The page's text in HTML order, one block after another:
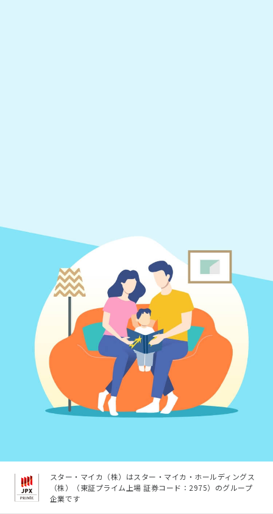
スター・マイカ（株）はスター・マイカ・ホールディングス
（株）（東証プライム上場 証券コード：2975）のグループ
企業です